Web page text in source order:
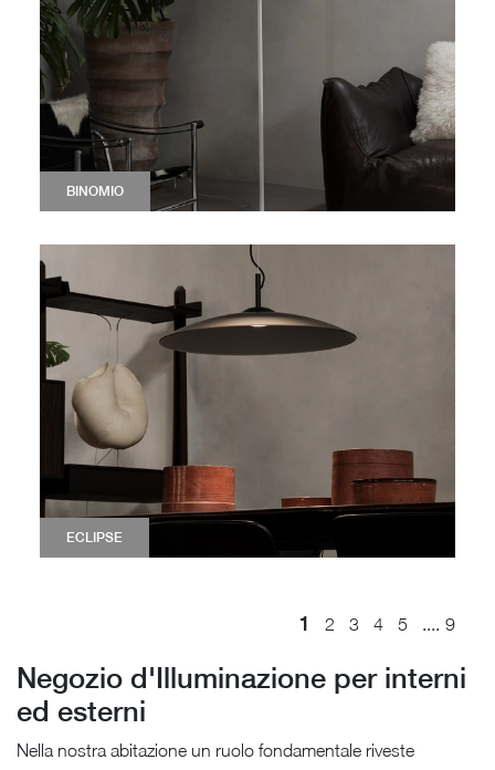
BINOMIO
ECLIPSE
1 2 3 4 5 ....9
Negozio d'Illuminazione per interni
ed esterni
Nella nostra abitazione un ruolo fondamentale riveste